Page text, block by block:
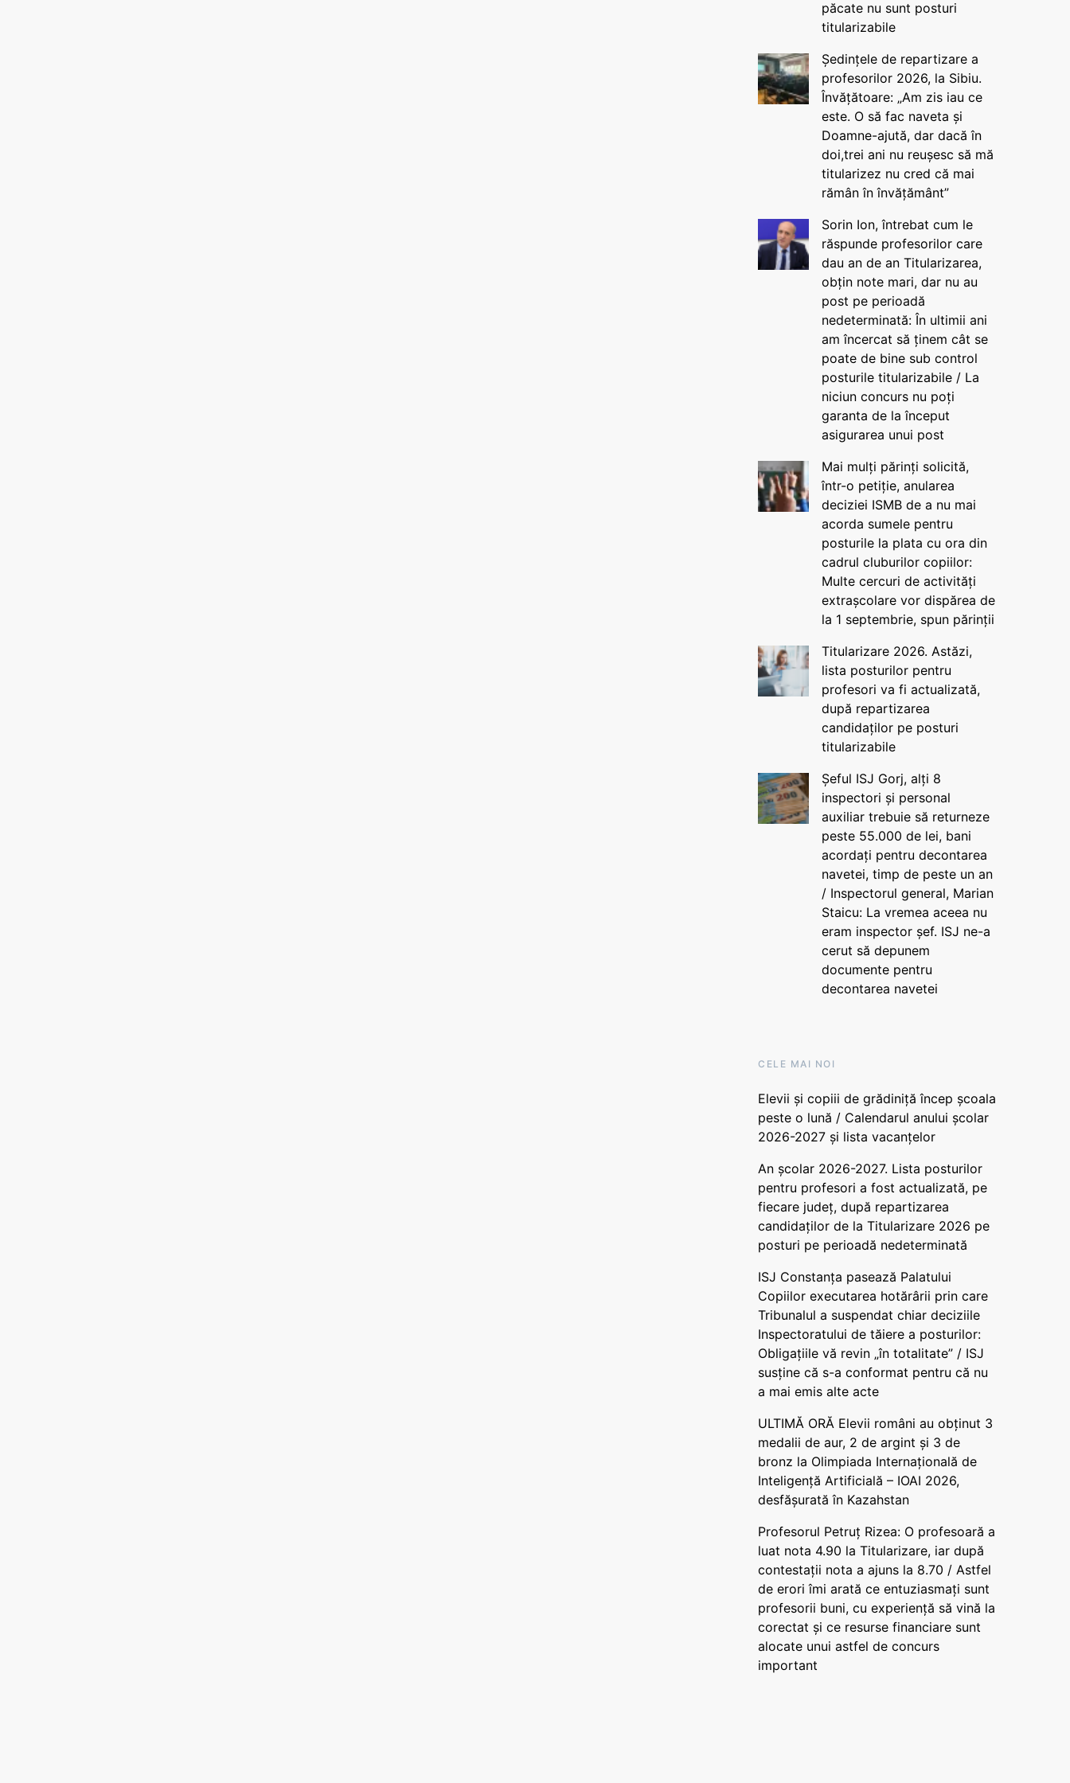
păcate nu sunt posturi
titularizabile
Ședințele de repartizare a
profesorilor 2026, la Sibiu.
Învățătoare: „Am zis iau ce
este. O să fac naveta și
Doamne-ajută, dar dacă în
doi,trei ani nu reușesc să mă
titularizez nu cred că mai
rămân în învățământ”
Sorin Ion, întrebat cum le
răspunde profesorilor care
dau an de an Titularizarea,
obțin note mari, dar nu au
post pe perioadă
nedeterminată: În ultimii ani
am încercat să ținem cât se
poate de bine sub control
posturile titularizabile / La
niciun concurs nu poți
garanta de la început
asigurarea unui post
Mai mulți părinți solicită,
într-o petiție, anularea
deciziei ISMB de a nu mai
acorda sumele pentru
posturile la plata cu ora din
cadrul cluburilor copiilor:
Multe cercuri de activități
extrașcolare vor dispărea de
la 1 septembrie, spun părinții
Titularizare 2026. Astăzi,
lista posturilor pentru
profesori va fi actualizată,
după repartizarea
candidaților pe posturi
titularizabile
Șeful ISJ Gorj, alți 8
inspectori și personal
auxiliar trebuie să returneze
peste 55.000 de lei, bani
acordați pentru decontarea
navetei, timp de peste un an
/ Inspectorul general, Marian
Staicu: La vremea aceea nu
eram inspector șef. ISJ ne-a
cerut să depunem
documente pentru
decontarea navetei
CELE MAI NOI
Elevii și copiii de grădiniță încep școala
peste o lună / Calendarul anului școlar
2026-2027 și lista vacanțelor
An școlar 2026-2027. Lista posturilor
pentru profesori a fost actualizată, pe
fiecare județ, după repartizarea
candidaților de la Titularizare 2026 pe
posturi pe perioadă nedeterminată
ISJ Constanța pasează Palatului
Copiilor executarea hotărârii prin care
Tribunalul a suspendat chiar deciziile
Inspectoratului de tăiere a posturilor:
Obligațiile vă revin „în totalitate” / ISJ
susține că s-a conformat pentru că nu
a mai emis alte acte
ULTIMĂ ORĂ Elevii români au obținut 3
medalii de aur, 2 de argint și 3 de
bronz la Olimpiada Internațională de
Inteligență Artificială – IOAI 2026,
desfășurată în Kazahstan
Profesorul Petruț Rizea: O profesoară a
luat nota 4.90 la Titularizare, iar după
contestații nota a ajuns la 8.70 / Astfel
de erori îmi arată ce entuziasmați sunt
profesorii buni, cu experiență să vină la
corectat și ce resurse financiare sunt
alocate unui astfel de concurs
important